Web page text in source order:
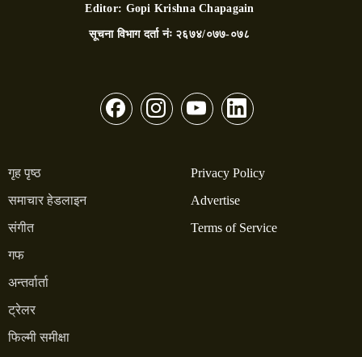
Editor: Gopi Krishna Chapagain
सूचना विभाग दर्ता नंः २६७४/०७७-०७८
गृह पृष्ठ
समाचार हेडलाइन
संगीत
गफ
अन्तर्वार्ता
ट्रेलर
फिल्मी समीक्षा
Privacy Policy
Advertise
Terms of Service